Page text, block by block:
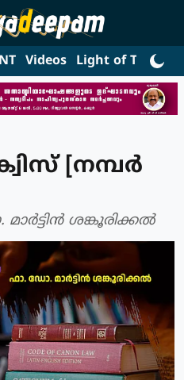
Videos Light of Truth
[നമ്പര്‍
മാര്‍ട്ടിന്‍ ശങ്കൂരിക്കല്‍